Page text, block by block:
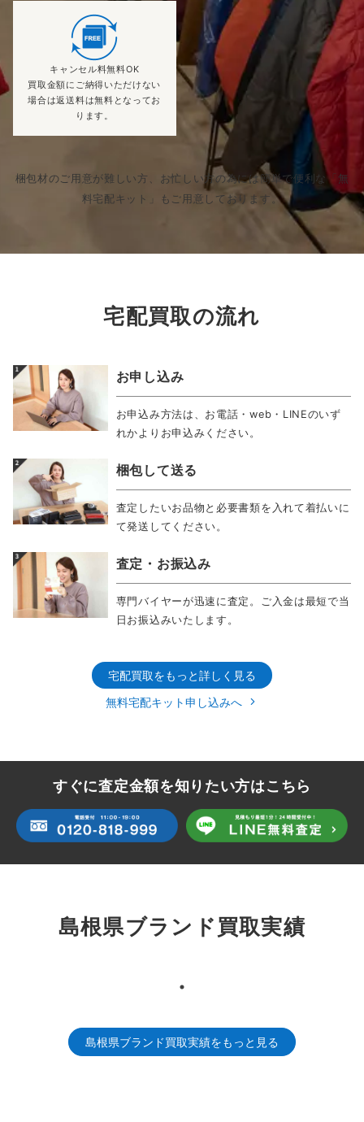
キャンセル料無料OK
買取金額にご納得いただけない
場合は返送料は無料となってお
ります。
梱包材のご用意が難しい方、お忙しい方の為には簡単で便利な「無
料宅配キット」もご用意しております。
宅配買取の流れ
お申し込み
お申込み方法は、お電話・web・LINEのいず
れかよりお申込みください。
梱包して送る
査定したいお品物と必要書類を入れて着払いに
て発送してください。
査定・お振込み
専門バイヤーが迅速に査定。ご入金は最短で当
日お振込みいたします。
宅配買取をもっと詳しく見る
無料宅配キット申し込みへ
すぐに査定金額を知りたい方はこちら
島根県ブランド買取実績
島根県ブランド買取実績をもっと見る